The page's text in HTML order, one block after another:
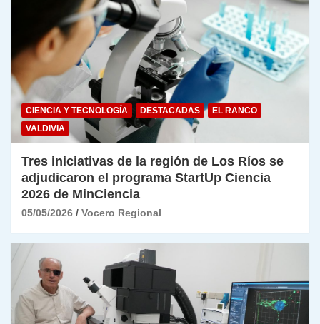
CIENCIA Y TECNOLOGÍA DESTACADAS
EL RANCO
VALDIVIA
Tres iniciativas de la región de Los Ríos se
adjudicaron el programa StartUp Ciencia
2026 de MinCiencia
05/05/2026 Vocero Regional